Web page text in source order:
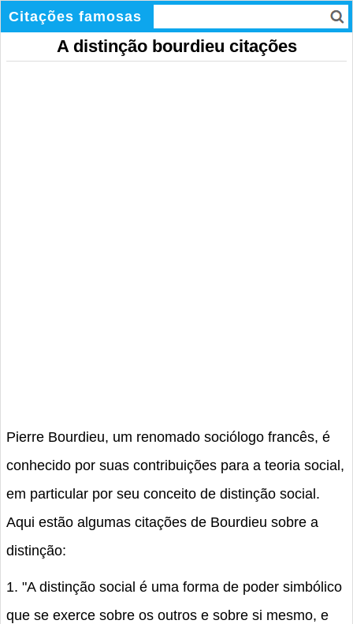
Citações famosas
A distinção bourdieu citações
Pierre Bourdieu, um renomado sociólogo francês, é
conhecido por suas contribuições para a teoria social,
em particular por seu conceito de distinção social.
Aqui estão algumas citações de Bourdieu sobre a
distinção:
1. "A distinção social é uma forma de poder simbólico
que se exerce sobre os outros e sobre si mesmo, e